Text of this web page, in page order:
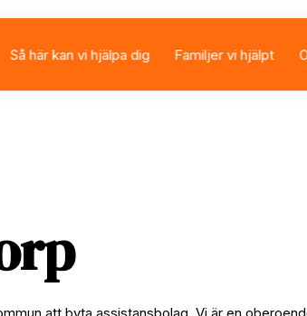
Så här kan vi hjälpa dig
Familjer vi hjälpt